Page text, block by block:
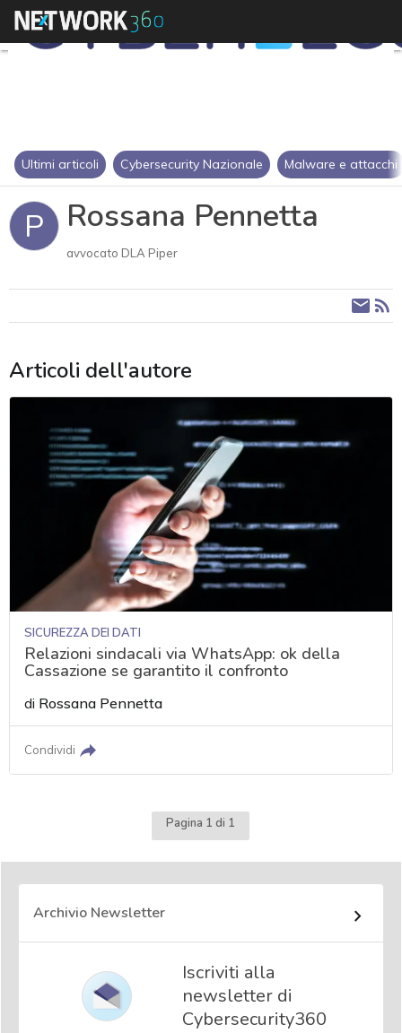
Ultimi articoli Cybersecurity Nazionale Malware e attacchi
P Rossana Pennetta
avvocato DLA Piper
Articoli dell'autore
SICUREZZA DEI DATI
Relazioni sindacali via WhatsApp: ok della
Cassazione se garantito il confronto
di Rossana Pennetta
Condividi
Pagina 1 di 1
Archivio Newsletter
Iscriviti alla
newsletter di
Cybersecurity360